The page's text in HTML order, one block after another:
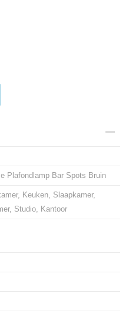
Plafondlamp Bar Spots Bruin
Keuken, Slaapkamer,
Studio, Kantoor